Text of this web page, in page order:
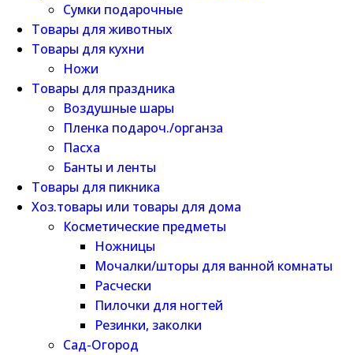
Сумки подарочные
Товары для животных
Товары для кухни
Ножи
Товары для праздника
Воздушные шары
Пленка подароч./органза
Пасха
Банты и ленты
Товары для пикника
Хоз.товары или товары для дома
Косметические предметы
Ножницы
Мочалки/шторы для ванной комнаты
Расчески
Пилочки для ногтей
Резинки, заколки
Сад-Огород